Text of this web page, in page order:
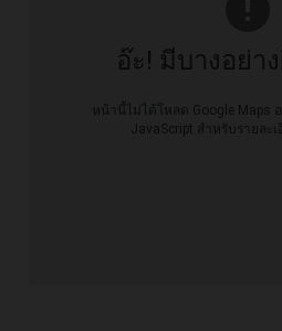
อ๊ะ! มีบางอย่า
หน้านี้ไม่ได้โหลด Google Maps
JavaScript สำหรับรายละ